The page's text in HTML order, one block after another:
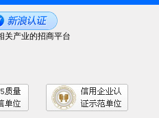
关产业的招商平台